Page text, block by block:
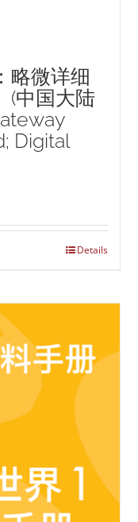
略微详细
(中国大陆
Digital
Details